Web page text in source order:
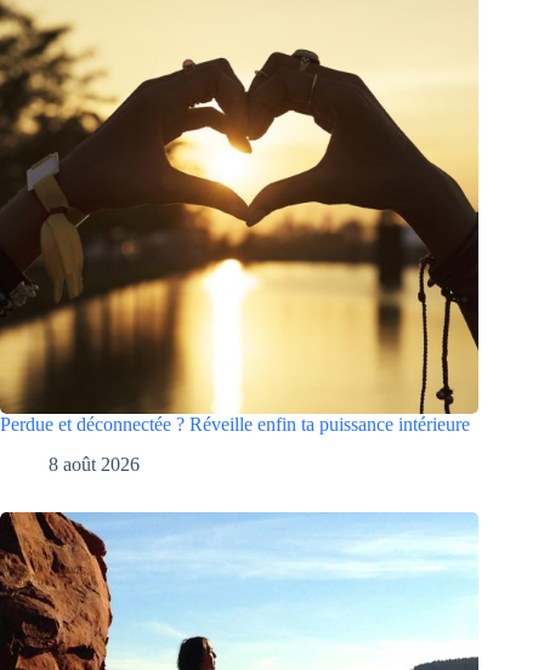
Perdue et déconnectée ? Réveille enfin ta puissance intérieure
8 août 2026